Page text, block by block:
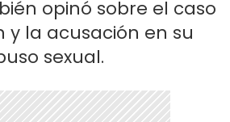
opinó sobre el caso
y la acusación en su
sexual.